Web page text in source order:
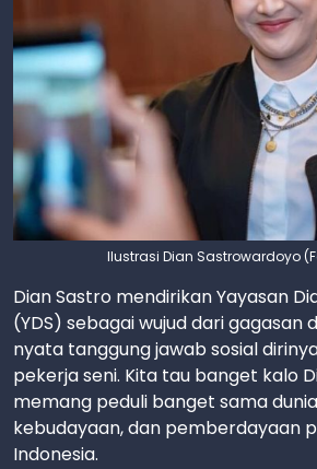
Ilustrasi Dian Sastrowardoyo
Dian Sastro mendirikan Yayasan
(YDS) sebagai wujud dari gagasan
nyata tanggung jawab sosial
pekerja seni. Kita tau banget kalo
memang peduli banget sama
kebudayaan, dan pemberdayaan
Indonesia.